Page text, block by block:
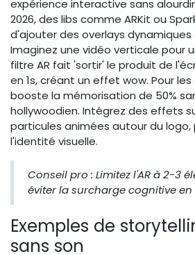
expérience interactive sans
2026, des libs comme ARKit ou
d'ajouter des overlays dynamiques
Imaginez une vidéo verticale pour
filtre AR fait 'sortir' le produit de
en 1s, créant un effet wow. Pour
booste la mémorisation de 50%
hollywoodien. Intégrez des effets
particules animées autour du logo,
l'identité visuelle.
Conseil pro : Limitez l'AR à 2-3
éviter la surcharge cognitive en
Exemples de
sans son